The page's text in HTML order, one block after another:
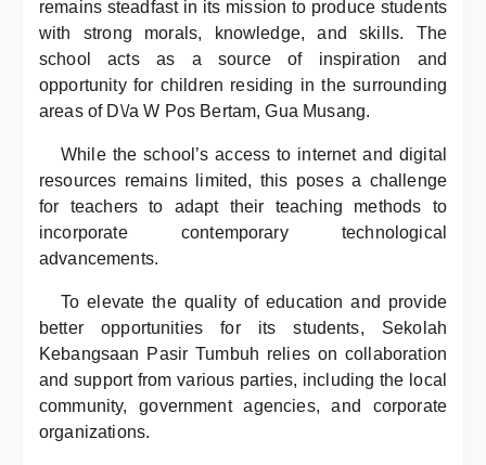
remains steadfast in its mission to produce students
with strong morals, knowledge, and skills. The
school acts as a source of inspiration and
opportunity for children residing in the surrounding
areas of D\/a W Pos Bertam, Gua Musang.
While the school’s access to internet and digital
resources remains limited, this poses a challenge
for teachers to adapt their teaching methods to
incorporate contemporary technological
advancements.
To elevate the quality of education and provide
better opportunities for its students, Sekolah
Kebangsaan Pasir Tumbuh relies on collaboration
and support from various parties, including the local
community, government agencies, and corporate
organizations.